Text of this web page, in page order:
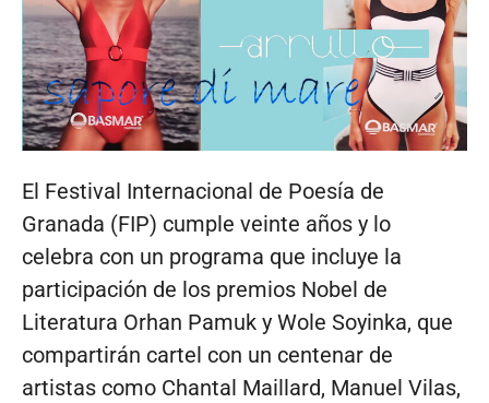
El Festival Internacional de Poesía de
Granada (FIP) cumple veinte años y lo
celebra con un programa que incluye la
participación de los premios Nobel de
Literatura Orhan Pamuk y Wole Soyinka, que
compartirán cartel con un centenar de
artistas como Chantal Maillard, Manuel Vilas,